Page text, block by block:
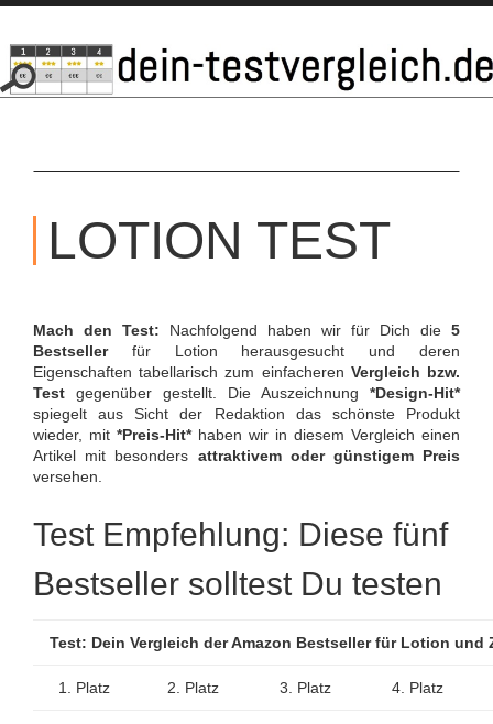
SKIP
CONTENT
LOTION TEST
Mach den Test: Nachfolgend haben wir für Dich die 5
Bestsellerfür Lotion herausgesucht und deren
Eigenschaften tabellarisch zum einfacheren Vergleich bzw.
Test gegenüber gestellt. Die Auszeichnung *Design-Hit*
spiegelt aus Sicht der Redaktion das schönste Produkt
wieder, mit *Preis-Hit*haben wir in diesem Vergleich einen
Artikel mit besonders attraktivem oder günstigem Preis
versehen.
Test Empfehlung: Diese fünf
Bestseller solltest Du testen
Test: Dein Vergleich der Amazon Bestseller für Lotion und
1. Platz 2. Platz 3. Platz 4. Platz